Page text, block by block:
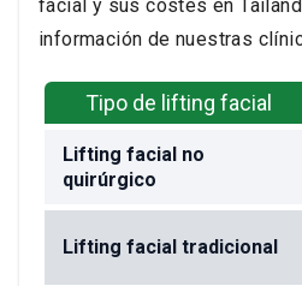
facial y sus costes en
información de nuestras
Tipo de lifting facial
Lifting facial no
quirúrgico
Lifting facial tradicional